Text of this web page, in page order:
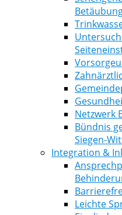
Netzwerk
Bündnis
Siegen-
Integration &
Leichte